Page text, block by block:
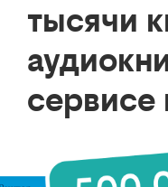
тысячи
сервисе